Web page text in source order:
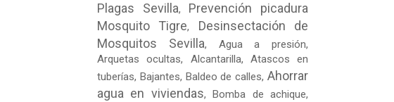
Plagas Sevilla, Prevención picadura
Mosquito Tigre, Desinsectación de
Mosquitos Sevilla, Agua a presión,
Arquetas ocultas, Alcantarilla, Atascos en
tuberías, Bajantes, Baldeo de calles,Ahorrar
agua en viviendas, Bomba de achique,